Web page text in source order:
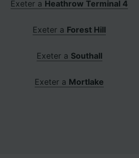
Exeter a Heathrow Terminal 4
Exeter a Forest Hill
Exeter a Southall
Exeter a Mortlake